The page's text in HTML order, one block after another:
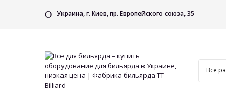
Украина, г. Киев, пр. Европейского союза, 35